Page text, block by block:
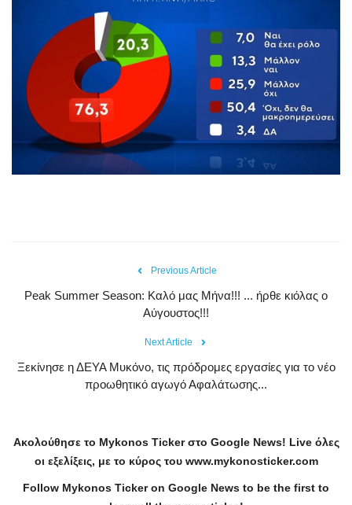
Previous Article
Peak Summer Season: Kαλό μας Μήνα!!! ... ήρθε κιόλας ο
Αύγουστος!!!
Next Article
Ξεκίνησε η ΔΕΥΑ Μυκόνο, τις πρόδρομες εργασίες για το νέο
προωθητικό αγωγό Αφαλάτωσης...
Ακολούθησε το Mykonos Tickerστο Google News! Liveόλες
οι εξελίξεις, με το κύρος του www.mykonosticker.com
Follow Mykonos Ticker on Google News to be the first to